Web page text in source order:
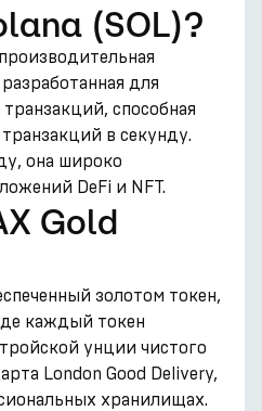
(SOL)?
для
способная
в секунду.
она широко
DeFi и NFT.
Gold
золотом токен,
каждый токен
унции чистого
London Good Delivery,
хранилищах.